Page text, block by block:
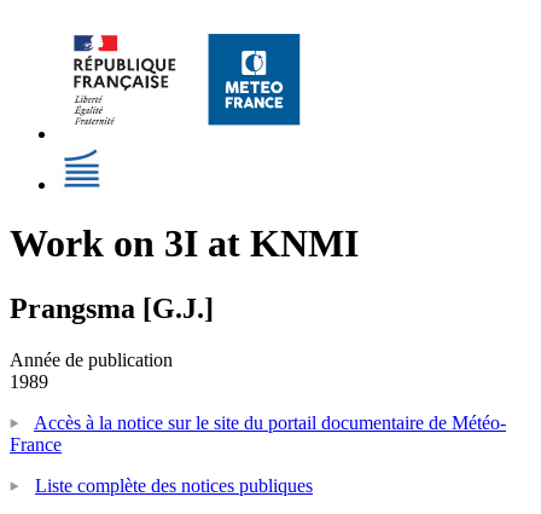
Work on 3I at KNMI
Prangsma [G.J.]
Année de publication
1989
Accès à la notice sur le site du portail documentaire de Météo-
France
Liste complète des notices publiques